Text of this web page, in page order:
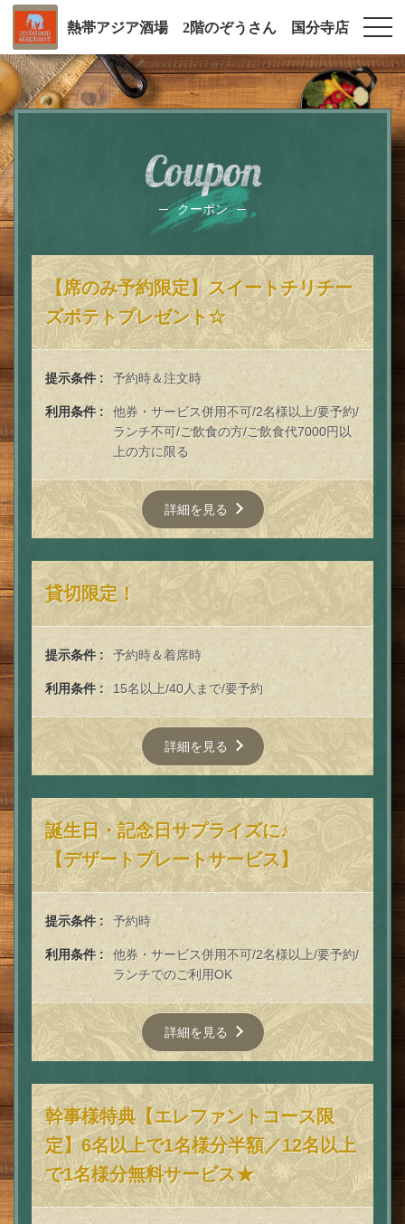
熱帯アジア酒場 2階のぞうさん 国分寺店
Coupon
クーポン
【席のみ予約限定】スイートチリチー
ズポテトプレゼント☆
提示条件 予約時＆注文時
利用条件
他券・サービス併用不可/2名様以上/要予約/
ランチ不可/ご飲食の方/ご飲食代7000円以
上の方に限る
詳細を見る
貸切限定！
提示条件 予約時＆着席時
利用条件 15名以上/40人まで/要予約
詳細を見る
誕生日・記念日サプライズに♪
【デザートプレートサービス】
提示条件 予約時
利用条件
他券・サービス併用不可/2名様以上/要予約/
ランチでのご利用OK
詳細を見る
幹事様特典【エレファントコース限
定】6名以上で1名様分半額／12名以上
で1名様分無料サービス★
この店舗情報をシェアする
クーポン | 熱帯アジア酒場 2階のぞうさん 国分寺店
東京都国分寺市本町３-９-６ ２Ｆ
https://nikainozousan.owst.jp/coupons